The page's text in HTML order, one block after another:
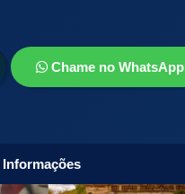
Chame no WhatsApp
Informações